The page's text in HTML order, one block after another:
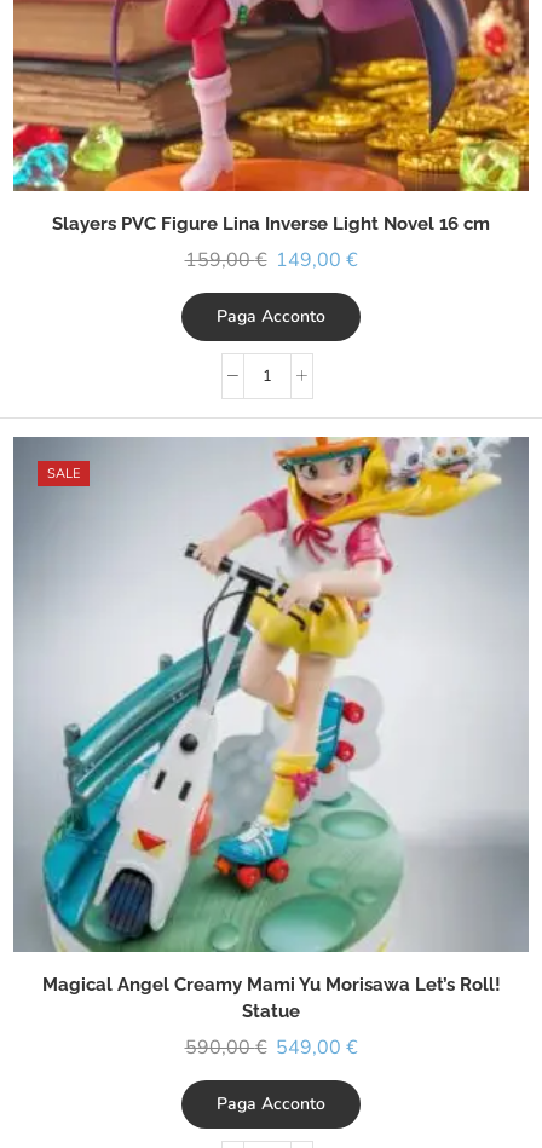
Slayers PVC Figure Lina Inverse Light Novel 16 cm
159,00€ 149,00 €
Paga Acconto
SALE
Magical Angel Creamy Mami Yu Morisawa Let’s Roll!
Statue
590,00€ 549,00 €
Paga Acconto